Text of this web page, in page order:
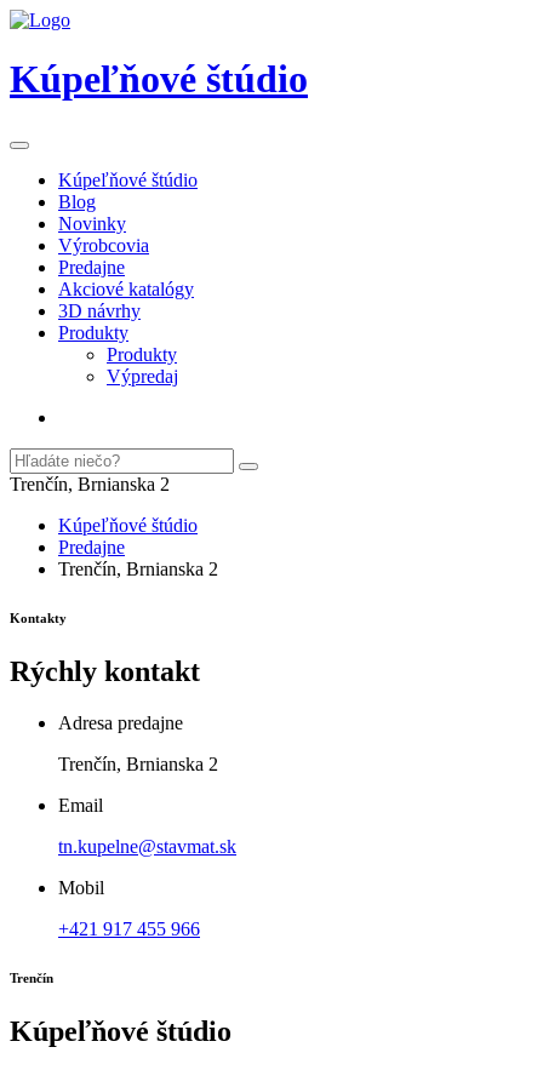
Kúpeľňové štúdio
Kúpeľňové štúdio
Blog
Novinky
Výrobcovia
Predajne
Akciové katalógy
3D návrhy
Produkty
Produkty
Výpredaj
Trenčín, Brnianska 2
Kúpeľňové štúdio
Predajne
Trenčín, Brnianska 2
Kontakty
Rýchly kontakt
Adresa predajne
Trenčín, Brnianska 2
Email
tn.kupelne@stavmat.sk
Mobil
+421 917 455 966
Trenčín
Kúpeľňové štúdio